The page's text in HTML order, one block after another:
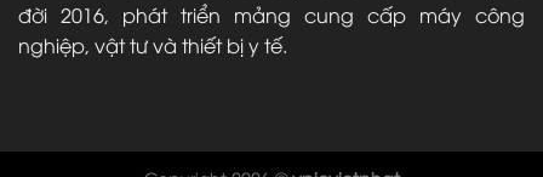
đời 2016, phát triển mảng cung cấp máy công
nghiệp, vật tư và thiết bị y tế.